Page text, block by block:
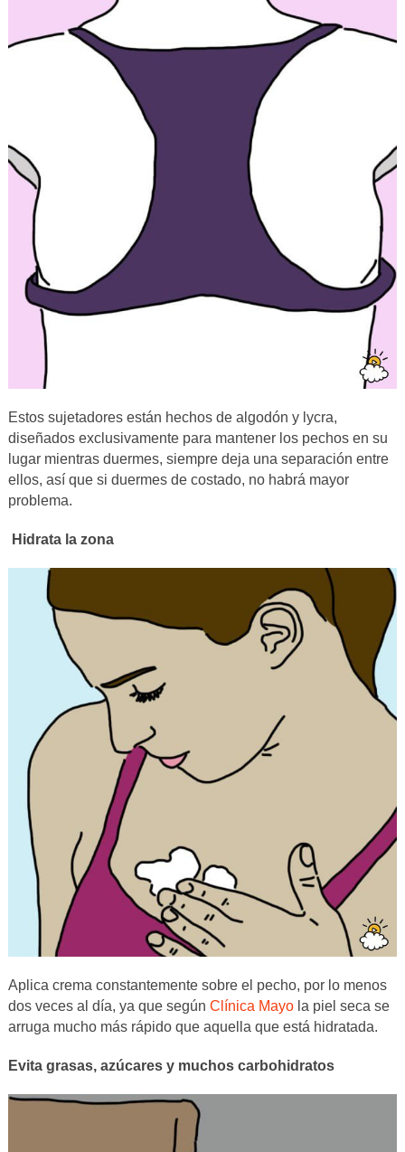
Estos sujetadores están hechos de algodón y lycra,
diseñados exclusivamente para mantener los pechos en su
lugar mientras duermes, siempre deja una separación entre
ellos, así que si duermes de costado, no habrá mayor
problema.
Hidrata la zona
Aplica crema constantemente sobre el pecho, por lo menos
dos veces al día, ya que según Clínica Mayola piel seca se
arruga mucho más rápido que aquella que está hidratada.
Evita grasas, azúcares y muchos carbohidratos